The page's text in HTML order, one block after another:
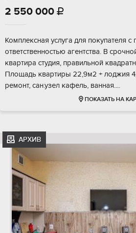
2 550 000 
Комплексная услуга для покупателя
ответственностью агентства. В
квартира студия, правильной
Площадь квартиры 22,9м2 + лоджия
ремонт, сан.узел кафель, ванная....
ПОКАЗАТЬ НА
АРХИВ